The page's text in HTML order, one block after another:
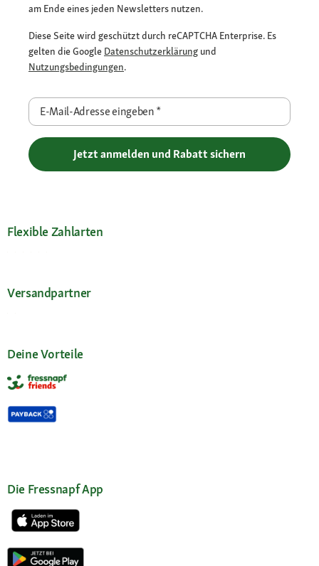
am Ende eines jeden Newsletters nutzen.
Diese Seite wird geschützt durch reCAPTCHA Enterprise. Es
gelten die Google Datenschutzerklärung und
Nutzungsbedingungen.
E-Mail-Adresse eingeben*
Jetzt anmelden und Rabatt sichern
Flexible Zahlarten
Versandpartner
Deine Vorteile
Die Fressnapf App